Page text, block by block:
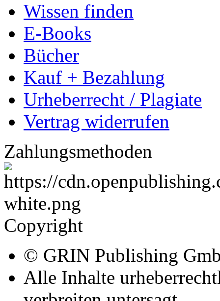
Wissen finden
E-Books
Bücher
Kauf + Bezahlung
Urheberrecht / Plagiate
Vertrag widerrufen
Zahlungsmethoden
Copyright
© GRIN Publishing
Alle Inhalte